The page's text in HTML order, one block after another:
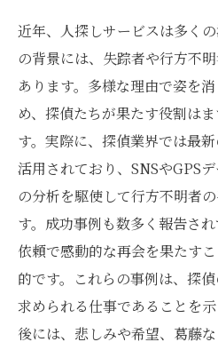
藤
人探しサービスの未来:
近年、人探しサービスは多く
の背景には、失踪者や行方不
あります。多様な理由で姿を
め、探偵たちが果たす役割は
す。実際に、探偵業界では最
活用されており、SNSやGPS
の分析を駆使して行方不明者
す。成功事例も数多く報告さ
依頼で感動的な再会を果たす
的です。これらの事例は、探
求められる仕事であることを
後には、悲しみや希望、葛藤